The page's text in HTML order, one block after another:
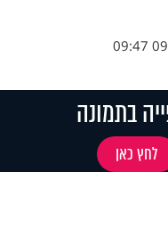
בתמונה
לחץ כאן